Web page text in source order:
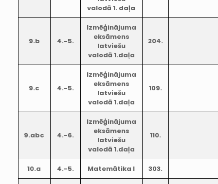
valodā 1. daļa
9.b 4.-5.
Izmēģinājuma
eksāmens
latviešu
valodā 1.daļa
204.
9.c 4.-5.
Izmēģinājuma
eksāmens
latviešu
valodā 1.daļa
109.
9.abc 4.-6.
Izmēģinājuma
eksāmens
latviešu
valodā 1.daļa
110.
10.a 4.-5. Matemātika I 303.